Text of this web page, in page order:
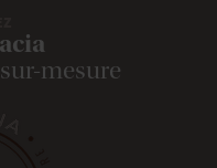
mesure